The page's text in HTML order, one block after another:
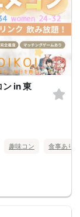
ン in 東
趣味コン 食事あり